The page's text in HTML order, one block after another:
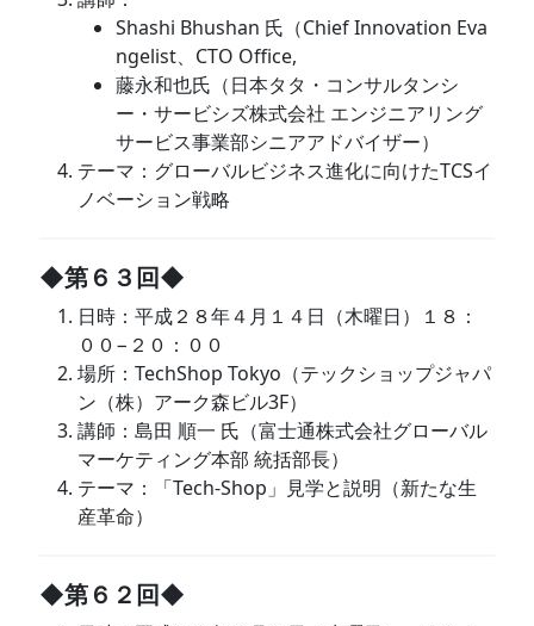
Shashi Bhushan 氏（Chief Innovation Eva
ngelist、CTO Office,
藤永和也氏（日本タタ・コンサルタンシ
ー・サービシズ株式会社 エンジニアリング
サービス事業部シニアアドバイザー）
テーマ：グローバルビジネス進化に向けたTCSイ
ノベーション戦略
◆第６３回◆
日時：平成２８年４月１４日（木曜日）１８：
００−２０：００
場所：TechShop Tokyo（テックショップジャパ
ン（株）アーク森ビル3F）
講師：島田 順一 氏（富士通株式会社グローバル
マーケティング本部 統括部長）
テーマ：「Tech-Shop」見学と説明（新たな生
産革命）
◆第６２回◆